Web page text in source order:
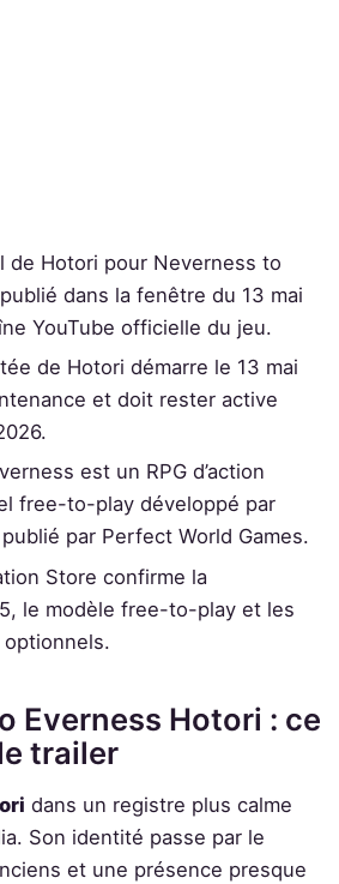
de Hotori pour Neverness to
dans la fenêtre du 13 mai
YouTube officielle du jeu.
de Hotori démarre le 13 mai
et doit rester active
est un RPG d’action
free-to-play développé par
par Perfect World Games.
Store confirme la
le modèle free-to-play et les
Everness Hotori : ce
trailer
dans un registre plus calme
Son identité passe par le
et une présence presque